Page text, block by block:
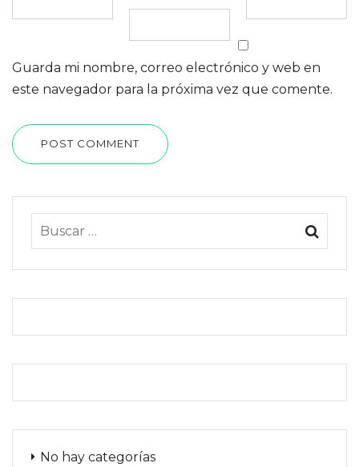
Guarda mi nombre, correo electrónico y web en
este navegador para la próxima vez que comente.
POST COMMENT
No hay categorías